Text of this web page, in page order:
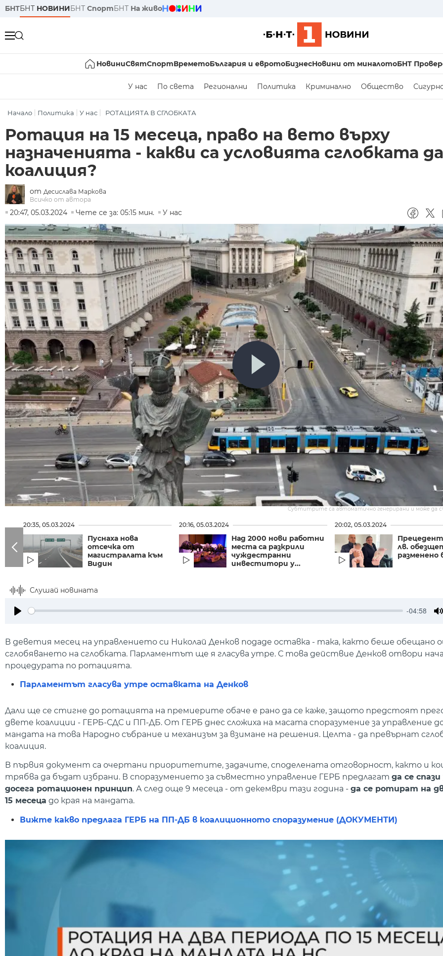
БНТБНТ НОВИНИБНТ СпортБНТ На живо
НовиниСвятСпортВреметоБългария и евротоБизнесНовини от миналотоБНТ
У нас По света Регионални Политика Криминално Общество
Начало Политика У нас РОТАЦИЯТА В СГЛОБКАТА
Ротация на 15 месеца, право на вето върху
назначенията - какви са условията сглобката
коалиция?
от Десислава Маркова
Всичко от автора
20:47, 05.03.2024
Чете се за: 05:15 мин. У нас
Субтитрите са автоматично генерирани и може да
20:35, 05.03.2024
Пуснаха нова
отсечка от
магистралата към
Видин
20:16, 05.03.2024
Над 2000 нови работни
места са разкрили
чуждестранни
инвеститори у...
20:02, 05.03.2024
лв.
разменено
Слушай новината
-04:58
В деветия месец на управлението си Николай Денков подаде оставка - така, както беше обещано
сглобяването на сглобката. Парламентът ще я гласува утре. С това действие Денков отвори
процедурата по ротацията.
Парламентът гласува утре оставката на Денков
Дали ще се стигне до ротацията на премиерите обаче е рано да се каже, защото предстоят
двете коалиции - ГЕРБ-СДС и ПП-ДБ. От ГЕРБ днес сложиха на масата споразумение за управление
мандата на това Народно събрание и механизъм за взимане на решения. Целта - да превърнат
коалиция.
В първия документ са очертани приоритетите, задачите, споделената отговорност, както и
трябва да бъдат избрани. В споразумението за съвместно управление ГЕРБ предлагат да се
досега ротационен принцип. А след още 9 месеца - от декември тази година - да се ротират на
15 месеца до края на мандата.
Вижте какво предлага ГЕРБ на ПП-ДБ в коалиционното споразумение (ДОКУМЕНТИ)